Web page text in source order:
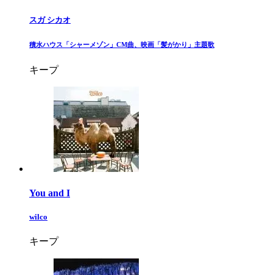
スガ シカオ
​積水ハウス「シャーメゾン」CM曲、映画「髪がかり」主題歌​
キープ
You and I
wilco
キープ